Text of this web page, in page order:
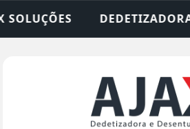
• DESENTUPIDORA •